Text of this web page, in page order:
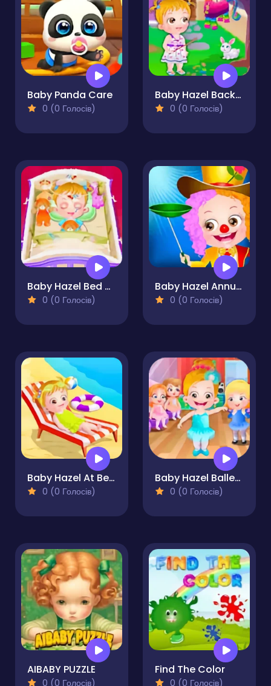
Baby Panda Care
0 (0 Голосів)
Baby Hazel Backyard Party
0 (0 Голосів)
Baby Hazel Bed Time
0 (0 Голосів)
Baby Hazel Annual Day
0 (0 Голосів)
Baby Hazel At Beach
0 (0 Голосів)
Baby Hazel Ballerina Dance
0 (0 Голосів)
AIBABY PUZZLE
0 (0 Голосів)
Find The Color
0 (0 Голосів)